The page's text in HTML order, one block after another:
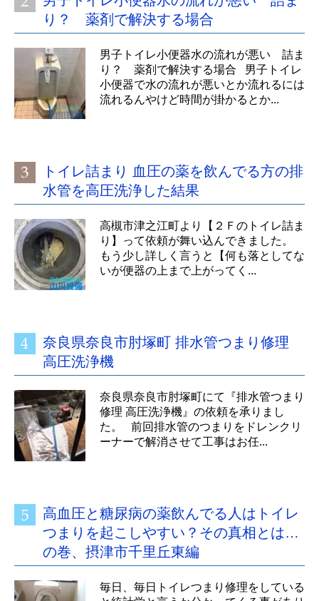
り？ 薬剤で解決する場合
男子トイレ小便器水の流れが悪い 詰ま
り？ 薬剤で解決する場合 男子トイレ
小便器で水の流れが悪いとか流れるには
流れるんやけど時間が掛かるとか...
トイレ詰まり 血圧の薬を飲んでる方の排
水管を高圧洗浄した結果
高槻市津之江町より【２Ｆのトイレ詰ま
り】って依頼が舞い込んできました。
もう少し詳しく言うと【何も落としてな
いが便器の上まで上がってく...
奈良県奈良市肘塚町 排水管つまり修理
高圧洗浄機
奈良県奈良市肘塚町にて『排水管つまり
修理 高圧洗浄機』の依頼を承りまし
た。 前回排水管のつまりをドレンクリ
ーナーで解消させて工事はお任...
高血圧と糖尿病の薬飲んでる人はトイレ
つまりを起こしやすい？その真相とは…
の巻、摂津市千里丘東編
毎日、毎日トイレつまり修理をしている